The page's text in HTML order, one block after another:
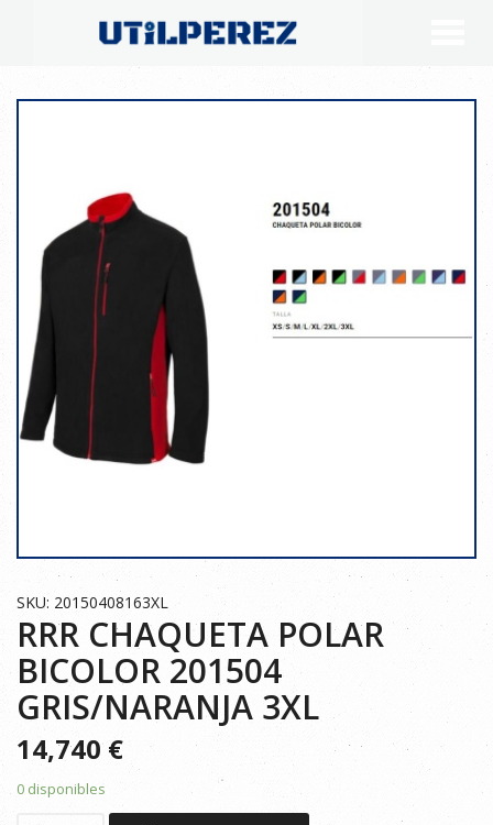
SKU: 20150408163XL
RRR CHAQUETA POLAR
BICOLOR 201504
GRIS/NARANJA 3XL
14,740€
0 disponibles